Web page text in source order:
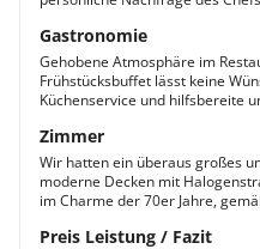
Gastronomie
Gehobene Atmosphäre im
Frühstücksbuffet lässt keine
Küchenservice und hilfsbereite
Zimmer
Wir hatten ein überaus großes
moderne Decken mit
im Charme der 70er Jahre,
Preis Leistung / Fazit